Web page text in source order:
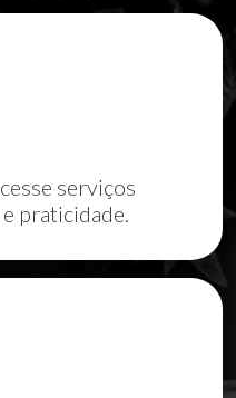
serviços
praticidade.